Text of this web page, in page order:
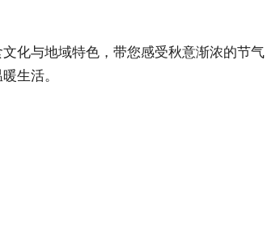
化与地域特色，带您感受秋意渐浓的节气
生活。